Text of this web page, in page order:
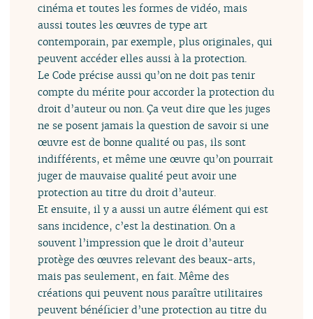
cinéma et toutes les formes de vidéo, mais
aussi toutes les œuvres de type art
contemporain, par exemple, plus originales, qui
peuvent accéder elles aussi à la protection.
Le Code précise aussi qu’on ne doit pas tenir
compte du mérite pour accorder la protection du
droit d’auteur ou non. Ça veut dire que les juges
ne se posent jamais la question de savoir si une
œuvre est de bonne qualité ou pas, ils sont
indifférents, et même une œuvre qu’on pourrait
juger de mauvaise qualité peut avoir une
protection au titre du droit d’auteur.
Et ensuite, il y a aussi un autre élément qui est
sans incidence, c’est la destination. On a
souvent l’impression que le droit d’auteur
protège des œuvres relevant des beaux-arts,
mais pas seulement, en fait. Même des
créations qui peuvent nous paraître utilitaires
peuvent bénéficier d’une protection au titre du